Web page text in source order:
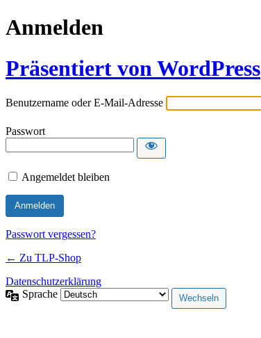
Anmelden
Präsentiert von WordPress
Benutzername oder E-Mail-Adresse
Passwort
Angemeldet bleiben
Passwort vergessen?
← Zu TLP-Shop
Datenschutzerklärung
Sprache